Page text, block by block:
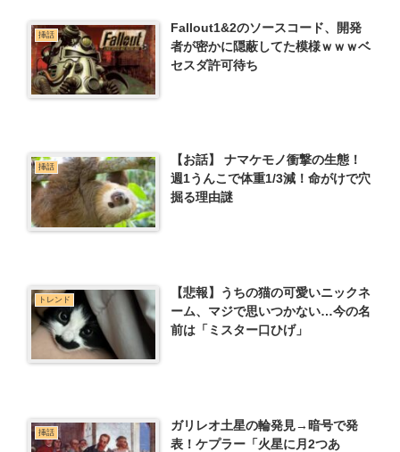
挿話
Fallout1&2のソースコード、開発
者が密かに隠蔽してた模様ｗｗｗベ
セスダ許可待ち
挿話
【お話】 ナマケモノ衝撃の生態！
週1うんこで体重1/3減！命がけで穴
掘る理由謎
トレンド
【悲報】うちの猫の可愛いニックネ
ーム、マジで思いつかない…今の名
前は「ミスター口ひげ」
挿話
ガリレオ土星の輪発見→暗号で発
表！ケプラー「火星に月2つあ